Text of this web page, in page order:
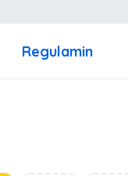
Regulamin